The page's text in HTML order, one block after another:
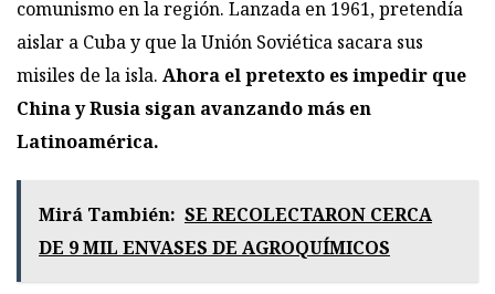
comunismo en la región. Lanzada en 1961, pretendía
aislar a Cuba y que la Unión Soviética sacara sus
misiles de la isla. Ahora el pretexto es impedir que
China y Rusia sigan avanzando más en
Latinoamérica.
Mirá También: SE RECOLECTARON CERCA
DE 9 MIL ENVASES DE AGROQUÍMICOS